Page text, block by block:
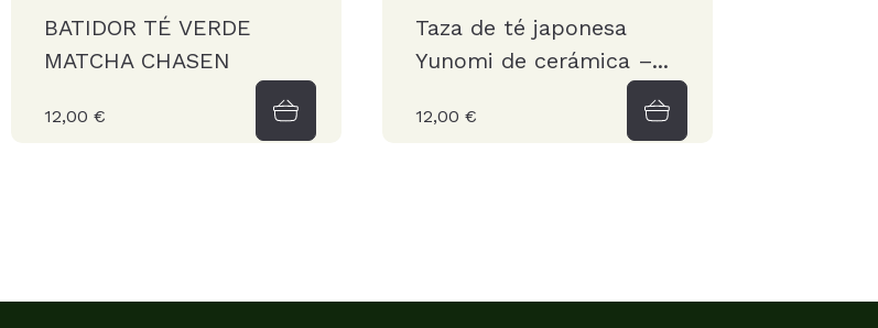
BATIDOR TÉ VERDE
MATCHA CHASEN
12,00 €
Taza de té japonesa
Yunomi de cerámica –...
12,00 €